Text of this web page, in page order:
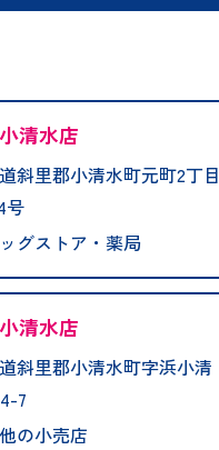
清水店
斜里郡小清水町元町2丁目
号
グストア・薬局
清水店
斜里郡小清水町字浜小清
7
の小売店